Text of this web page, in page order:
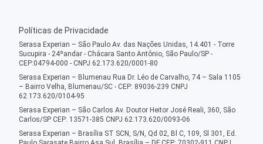
Políticas de Privacidade
Serasa Experian – São Paulo Av. das Nações Unidas, 14.401 - Torre
Sucupira - 24ºandar - Chácara Santo Antônio, São Paulo/SP -
CEP:04794-000 - CNPJ 62.173.620/0001-80
Serasa Experian – Blumenau Rua Dr. Léo de Carvalho, 74 – Sala 1105
– Bairro Velha, Blumenau/SC - CEP: 89036-239 CNPJ
62.173.620/0104-95
Serasa Experian – São Carlos Av. Doutor Heitor José Reali, 360, São
Carlos/SP CEP: 13571-385 CNPJ 62.173.620/0093-06
Serasa Experian – Brasília ST SCN, S/N, Qd 02, Bl C, 109, Sl 301, Ed.